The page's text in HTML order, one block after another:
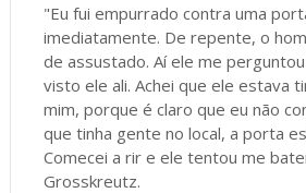
"Eu fui empurrado contra uma
imediatamente. De repente, o
de assustado. Aí ele me
visto ele ali. Achei que ele estava
mim, porque é claro que eu não
que tinha gente no local, a porta
Comecei a rir e ele tentou me
Grosskreutz.